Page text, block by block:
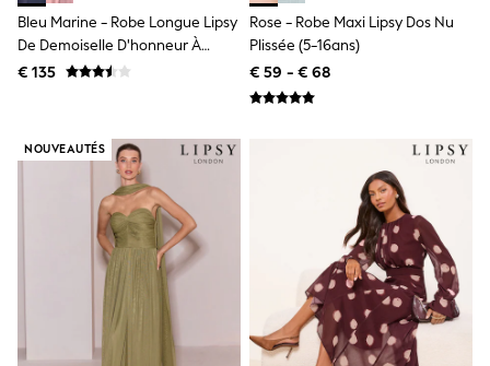
Shop all
Shop All
Disney
Peppa Pig
Gaming
Harry Potter
Spider man
New In
Trainers
Hoodies & Sweatshirts
T-Shirts & Vests
Leggings
Swim
adidas
Bleu Marine - Robe Longue Lipsy
De Demoiselle D'honneur À
Ornements
€ 135
Rose - Robe Maxi Lipsy Dos Nu
Plissée (5-16ans)
€ 59 - € 68
NOUVEAUTÉS